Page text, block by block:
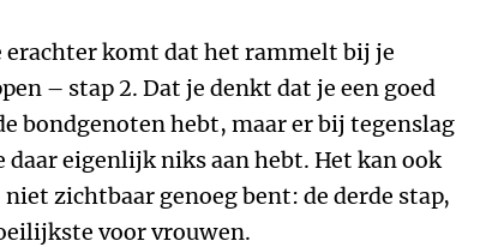
erachter komt dat het rammelt bij je
– stap 2. Dat je denkt dat je een goed
bondgenoten hebt, maar er bij tegenslag
eigenlijk niks aan hebt. Het kan ook
zichtbaar genoeg bent: de derde stap,
voor vrouwen.